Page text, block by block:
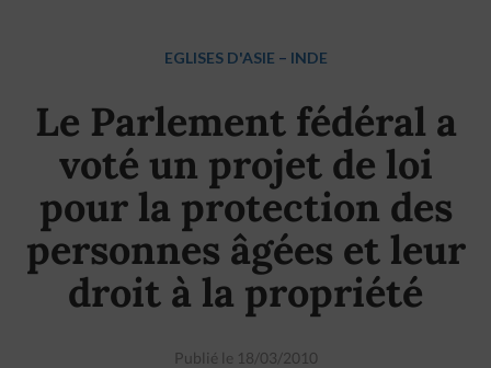
EGLISES D'ASIE – INDE
Le Parlement fédéral a
voté un projet de loi
pour la protection des
personnes âgées et leur
droit à la propriété
Publié le 18/03/2010